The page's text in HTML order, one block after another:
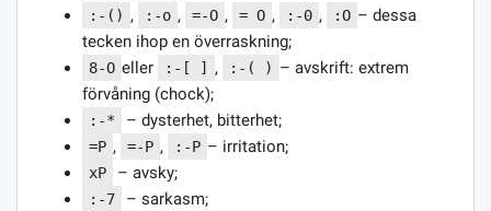
:-() , :-o , =-O , = O , :-0 , :O – dessa
tecken ihop en överraskning;
8-O eller :-[ ] , :-( ) – avskrift: extrem
förvåning (chock);
:-* – dysterhet, bitterhet;
=P , =-P , :-P – irritation;
xP – avsky;
:-7 – sarkasm;